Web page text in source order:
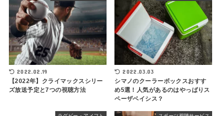
2022.02.19
【2022年】クライマックスシリー
ズ放送予定と7つの視聴方法
2022.03.03
シマノのクーラーボックスおすす
め5選！人気があるのはやっぱりス
ペーザベイシス？